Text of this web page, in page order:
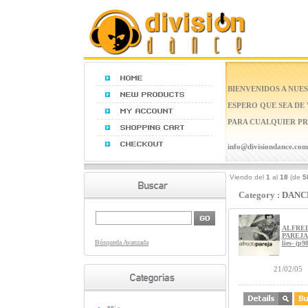
BIENVENIDOS A
ESPERO QUE SEA
PARA CUALQUIER
info@divisiondance.com
Búsqueda Avanzada
Viendo del 1 al 18 (de
Category :
lies-
21/02/05